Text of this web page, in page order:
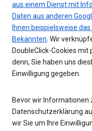
aus einem Dienst mit
Daten aus anderen
Ihnen beispielsweise
Bekannten. Wir
DoubleClick-Cookies
denn, Sie haben uns
Einwilligung gegeben.
Bevor wir Informationen
Datenschutzerklärung
wir Sie um Ihre